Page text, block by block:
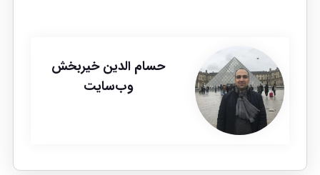
حسام الدین خیربخش
وب‌سایت